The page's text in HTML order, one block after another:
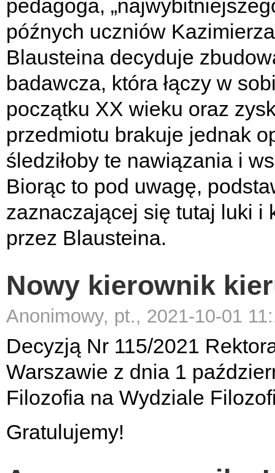
pedagoga,
późnych uczniów
Blausteina decyduje
badawcza, która łączy w
początku XX wieku oraz
przedmiotu brakuje jednak
śledziłoby te nawiązania i
Biorąc to pod uwagę,
zaznaczającej się tutaj luki i
przez Blausteina.
Nowy kierownik
Anonimowy, pt., 2021-10-01
Decyzją Nr 115/2021
Warszawie z dnia 1
Filozofia na Wydziale
Gratulujemy!